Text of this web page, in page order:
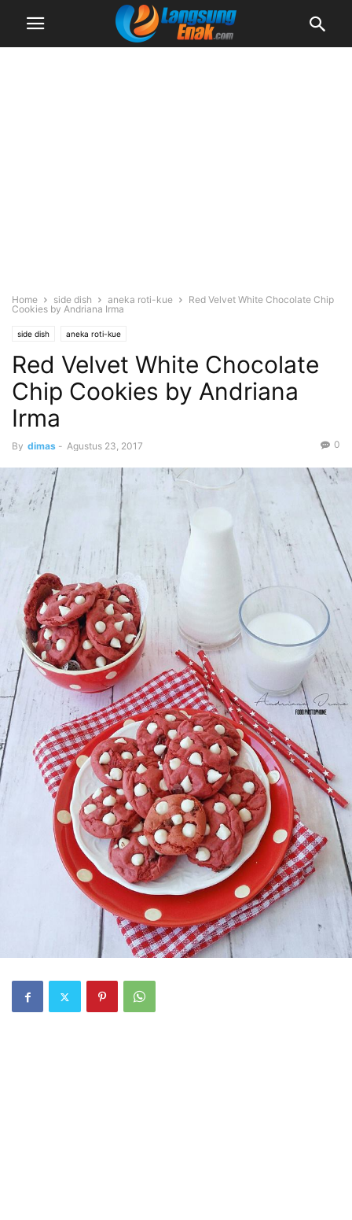
Home side dish aneka roti-kue
Red Velvet White Chocolate Chip
Cookies by Andriana Irma
side dish aneka roti-kue
Red Velvet White Chocolate
Chip Cookies by Andriana
Irma
By dimas - Agustus 23, 2017 0